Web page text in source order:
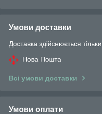
Умови доставки
Доставка здійснюється
Нова Пошта
Всі умови доставки
Умови оплати